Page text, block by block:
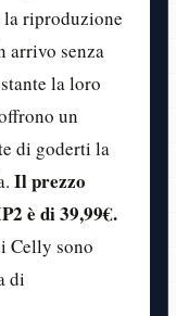
riproduzione
arrivo senza
la loro
un
di goderti la
Il prezzo
è di 39,99€.
Celly sono
di